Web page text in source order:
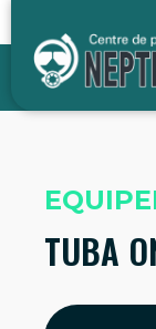
contenu
TUBA